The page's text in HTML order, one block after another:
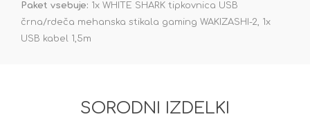
Paket vsebuje: 1x WHITE SHARK tipkovnica USB
črna/rdeča mehanska stikala gaming WAKIZASHI-2, 1x
USB kabel 1,5m
SORODNI IZDELKI